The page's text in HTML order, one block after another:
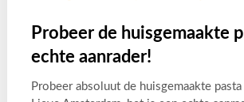
Probeer de huisgemaakte
echte aanrader!
Probeer absoluut de huisgemaakte